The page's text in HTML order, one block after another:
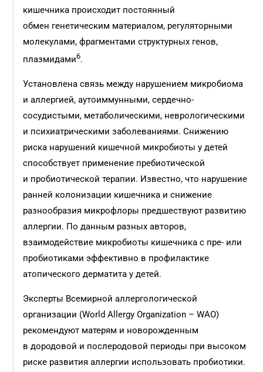
кишечника происходит постоянный
обмен генетическим материалом, регуляторными
молекулами, фрагментами структурных генов,
плазмидами6.
Установлена связь между нарушением микробиома
и аллергией, аутоиммунными, сердечно-
сосудистыми, метаболическими, неврологическими
и психиатрическими заболеваниями. Снижению
риска нарушений кишечной микробиоты у детей
способствует применение пребиотической
и пробиотической терапии. Известно, что нарушение
ранней колонизации кишечника и снижение
разнообразия микрофлоры предшествуют развитию
аллергии. По данным разных авторов,
взаимодействие микробиоты кишечника с пре- или
пробиотиками эффективно в профилактике
атопического дерматита у детей.
Эксперты Всемирной аллергологической
организации (World Allergy Organization – WAO)
рекомендуют матерям и новорожденным
в дородовой и послеродовой периоды при высоком
риске развития аллергии использовать пробиотики.